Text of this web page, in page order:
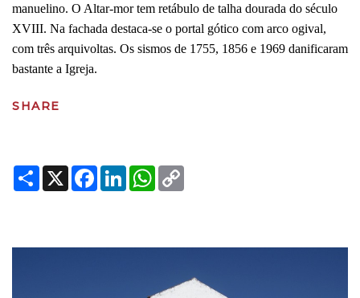
manuelino. O Altar-mor tem retábulo de talha dourada do século
XVIII. Na fachada destaca-se o portal gótico com arco ogival,
com três arquivoltas. Os sismos de 1755, 1856 e 1969 danificaram
bastante a Igreja.
SHARE
Share
X Facebook
LinkedInWhatsApp